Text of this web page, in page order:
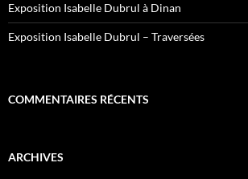
Exposition Isabelle Dubrul à Dinan
Exposition Isabelle Dubrul – Traversées
COMMENTAIRES RÉCENTS
ARCHIVES